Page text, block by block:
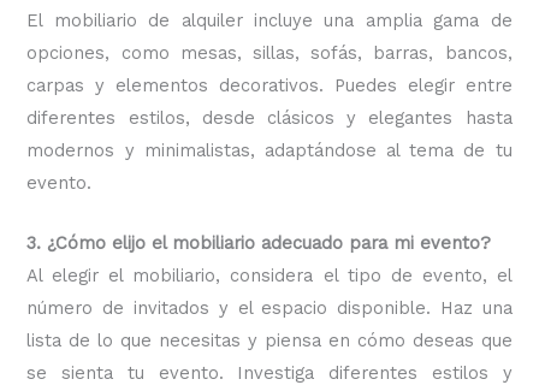
El mobiliario de alquiler incluye una amplia gama de
opciones, como mesas, sillas, sofás, barras, bancos,
carpas y elementos decorativos. Puedes elegir entre
diferentes estilos, desde clásicos y elegantes hasta
modernos y minimalistas, adaptándose al tema de tu
evento.
3. ¿Cómo elijo el mobiliario adecuado para mi evento?
Al elegir el mobiliario, considera el tipo de evento, el
número de invitados y el espacio disponible. Haz una
lista de lo que necesitas y piensa en cómo deseas que
se sienta tu evento. Investiga diferentes estilos y